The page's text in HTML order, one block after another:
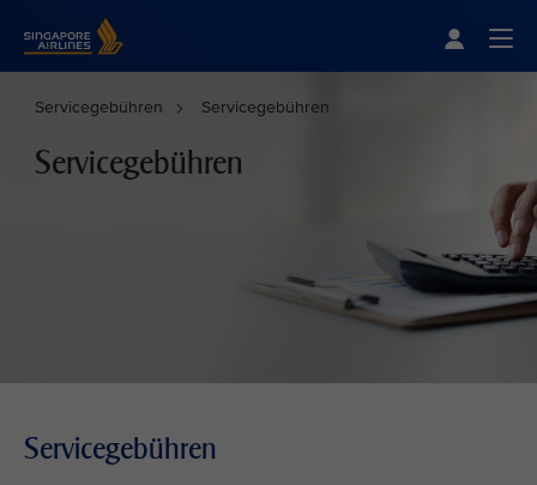
Servicegebühren Servicegebühren
Servicegebühren
Servicegebühren